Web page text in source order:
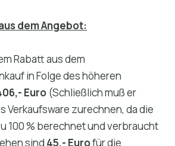
dem Angebot:
Rabatt aus dem
in Folge des höheren
Euro (Schließlich muß er
Verkaufsware zurechnen, da die
100 % berechnet und verbraucht
sind 45,- Eurofür die